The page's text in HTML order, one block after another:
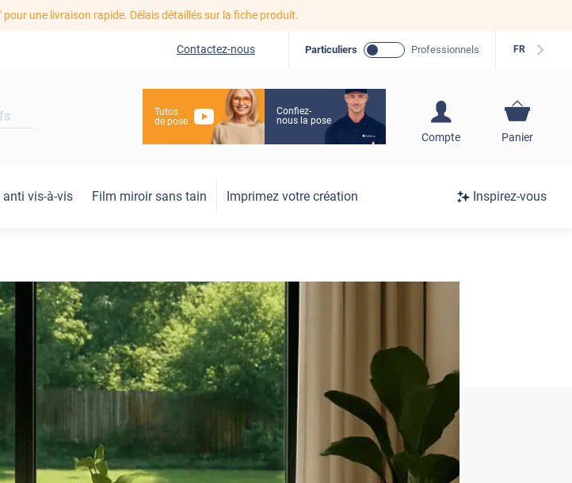
pour une livraison rapide. Délais détaillés sur la fiche produit.
Contactez-nous Particuliers Professionnels FR
Tutos
de pose
Confiez-
nous la pose
Compte
S'inscrire / Se
Panier
anti vis-à-vis Film miroir sans tain Imprimez votre création Inspirez-vous